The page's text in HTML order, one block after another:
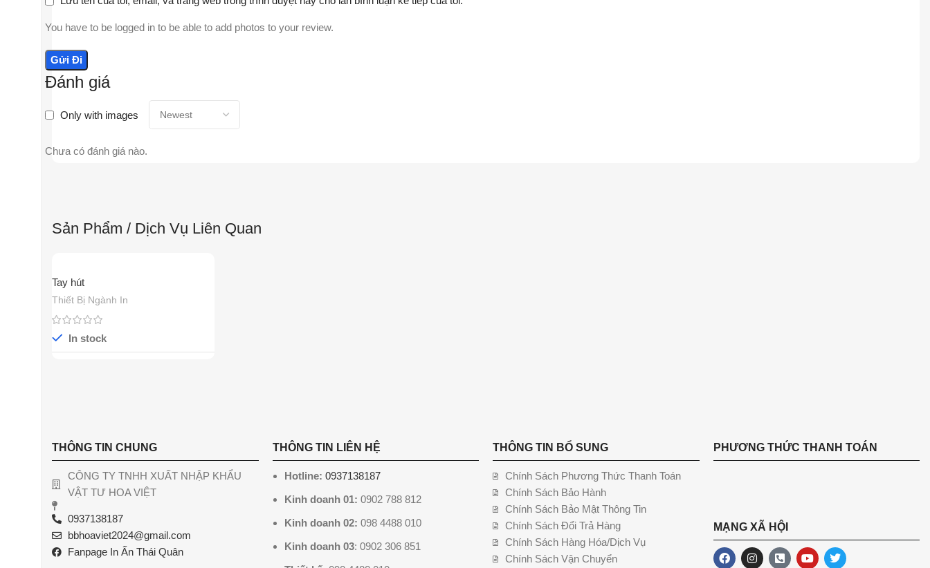
Đánh giá
Only with images
Chưa có đánh giá nào.
You have to be logged in to be able to add photos to your review.
Sản Phẩm / Dịch Vụ Liên Quan
Tay hút
Thiết Bị Ngành In
In stock
THÔNG TIN CHUNG
CÔNG TY TNHH XUẤT NHẬP KHẨU
VẬT TƯ HOA VIỆT
0937138187
bbhoaviet2024@gmail.com
Fanpage In Ấn Thái Quân
THÔNG TIN LIÊN HỆ
Hotline: 0937138187
Kinh doanh 01: 0902 788 812
Kinh doanh 02: 098 4488 010
Kinh doanh 03: 0902 306 851
THÔNG TIN BỔ SUNG
Chính Sách Phương Thức Thanh Toán
Chính Sách Bảo Hành
Chính Sách Bảo Mật Thông Tin
Chính Sách Đổi Trả Hàng
Chính Sách Hàng Hóa/Dịch Vụ
Chính Sách Vận Chuyển
PHƯƠNG THỨC THANH TOÁN
MẠNG XÃ HỘI